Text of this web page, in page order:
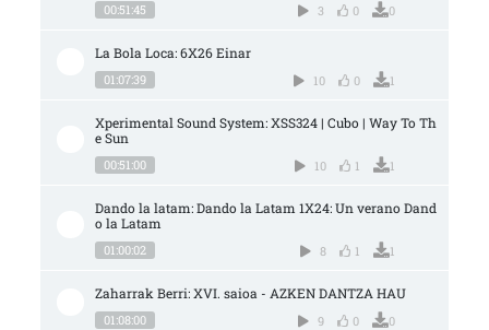
00:51:45 3 0 0
La Bola Loca: 6X26 Einar
01:07:39 10 0 1
Xperimental Sound System: XSS324 | Cubo | Way To Th
e Sun
00:51:00 10 1 1
Dando la latam: Dando la Latam 1X24: Un verano Dand
o la Latam
01:00:02 8 1 1
Zaharrak Berri: XVI. saioa - AZKEN DANTZA HAU
01:08:00 9 0 0